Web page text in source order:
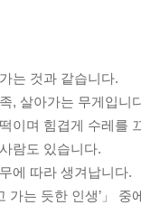
는 것과 같습니다.
, 살아가는 무게입니
이며 힘겹게 수레를
람도 있습니다.
에 따라 생겨납니다.
가는 듯한 인생’」 중